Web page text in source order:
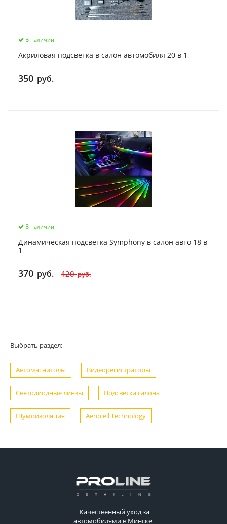
В наличии
Акриловая подсветка в салон автомобиля 20 в 1
350 руб.
В наличии
Динамическая подсветка Symphony в салон авто 18 в
1
370 руб. 420 руб.
Выбрать раздел:
Автомагнитолы Видеорегистраторы
Светодиодные линзы Подсветка салона
Шумоизоляция Aerocell Technology
Качественный уход за
автомобилями в Минске